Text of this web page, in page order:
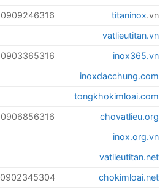
0909246316 titaninox.vn
vatlieutitan.vn
0903365316
inox365.vn
inoxdacchung.com
tongkhokimloai.com
0906856316
chovatlieu.org
inox.org.vn
vatlieutitan.net
0902345304
chokimloai.net